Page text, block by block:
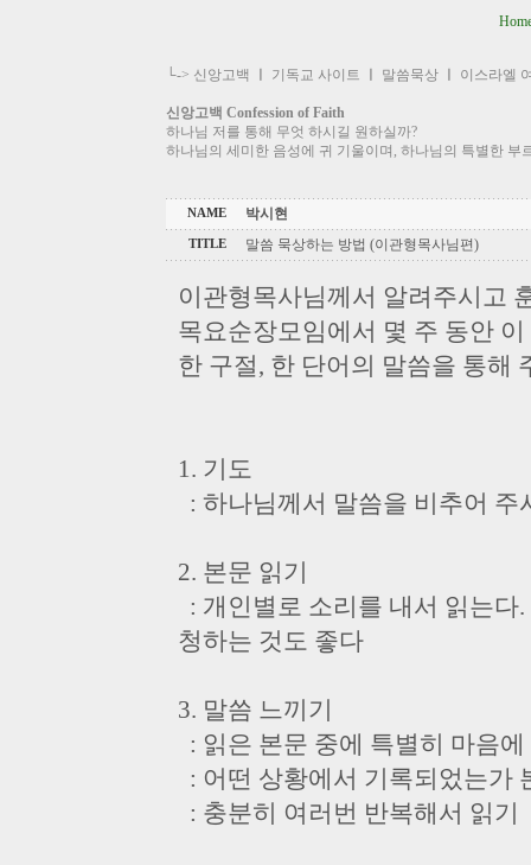
└-> 신앙고백 기독교 사이트 말씀묵상 이스라엘
신앙고백 Confession of Faith
하나님 저를 통해 무엇 하시길 원하실까?
하나님의 세미한 음성에 귀 기울이며, 하나님의 특별한 부
NAME 박시현
TITLE 말씀 묵상하는 방법 (이관형목사님편)
이관형목사님께서 알려주시고
목요순장모임에서 몇 주 동안
한 구절, 한 단어의 말씀을 통해
1. 기도
: 하나님께서 말씀을 비추어 주
2. 본문 읽기
: 개인별로 소리를 내서 읽는
청하는 것도 좋다
3. 말씀 느끼기
: 읽은 본문 중에 특별히 마음
: 어떤 상황에서 기록되었는가
: 충분히 여러번 반복해서 읽기